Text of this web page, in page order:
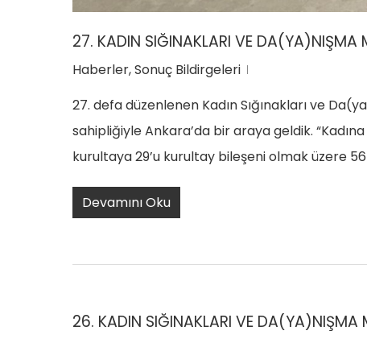
27. KADIN SIĞINAKLARI VE DA(YA)NIŞMA
Haberler,Sonuç Bildirgeleri
27. defa düzenlenen Kadın Sığınakları ve
sahipliğiyle Ankara’da bir araya geldik.
kurultaya 29’u kurultay bileşeni olmak üzere
Devamını Oku
26. KADIN SIĞINAKLARI VE DA(YA)NIŞMA